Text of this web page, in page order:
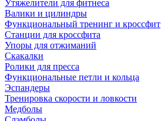
Утяжелители для фитнеса
Валики и цилиндры
Функциональный тренинг и кроссфит
Станции для кроссфита
Упоры для отжиманий
Скакалки
Ролики для пресса
Функциональные петли и кольца
Эспандеры
Тренировка скорости и ловкости
Медболы